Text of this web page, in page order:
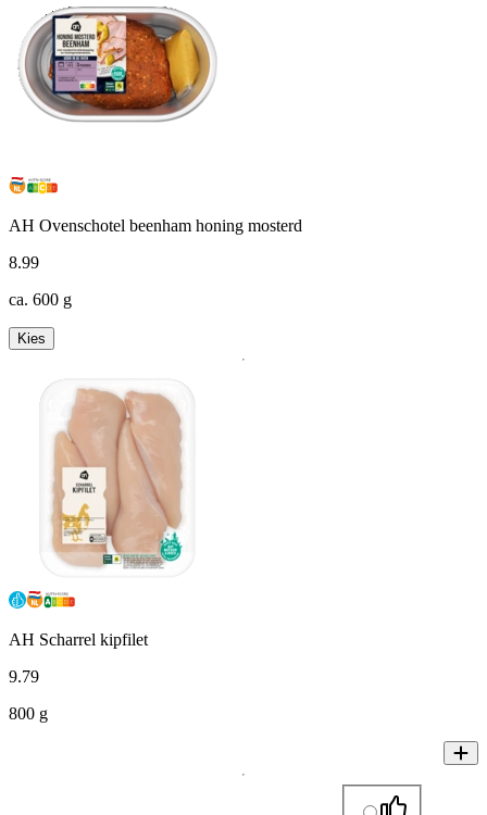
AH Ovenschotel beenham honing mosterd
8.99
ca. 600 g
Kies
AH Scharrel kipfilet
9.79
800 g